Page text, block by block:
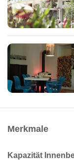
Merkmale
Kapazität